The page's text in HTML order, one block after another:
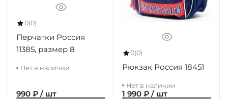
0(0)
Перчатки Россия
11385, размер 8
Нет в наличии
990 ₽ / шт
0(0)
Рюкзак Россия 18451
Нет в наличии
1 990 ₽ / шт